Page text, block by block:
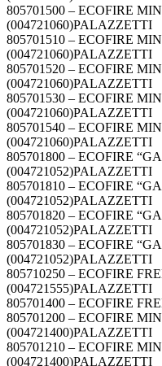
805701500 – ECOFIRE
(004721060)PALAZZETTI
805701510 – ECOFIRE
(004721060)PALAZZETTI
805701520 – ECOFIRE
(004721060)PALAZZETTI
805701530 – ECOFIRE
(004721060)PALAZZETTI
805701540 – ECOFIRE
(004721060)PALAZZETTI
805701800 – ECOFIRE
(004721052)PALAZZETTI
805701810 – ECOFIRE
(004721052)PALAZZETTI
805701820 – ECOFIRE
(004721052)PALAZZETTI
805701830 – ECOFIRE
(004721052)PALAZZETTI
805710250 – ECOFIRE
(004721555)PALAZZETTI
805701400 – ECOFIRE
805701200 – ECOFIRE
(004721400)PALAZZETTI
805701210 – ECOFIRE
(004721400)PALAZZETTI